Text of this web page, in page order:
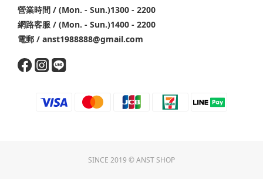
營業時間 / (Mon. - Sun.)1300 - 2200
網路客服 / (Mon. - Sun.)1400 - 2200
電郵 / anst1988888@gmail.com
SINCE 2019 © ANST SHOP